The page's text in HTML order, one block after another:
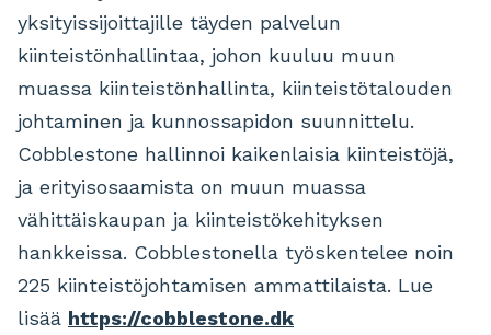
yksityissijoittajille täyden palvelun
kiinteistönhallintaa, johon kuuluu muun
muassa kiinteistönhallinta, kiinteistötalouden
johtaminen ja kunnossapidon suunnittelu.
Cobblestone hallinnoi kaikenlaisia ​​kiinteistöjä,
ja erityisosaamista on muun muassa
vähittäiskaupan ja kiinteistökehityksen
hankkeissa. Cobblestonella työskentelee noin
225 kiinteistöjohtamisen ammattilaista. Lue
lisää https://cobblestone.dk